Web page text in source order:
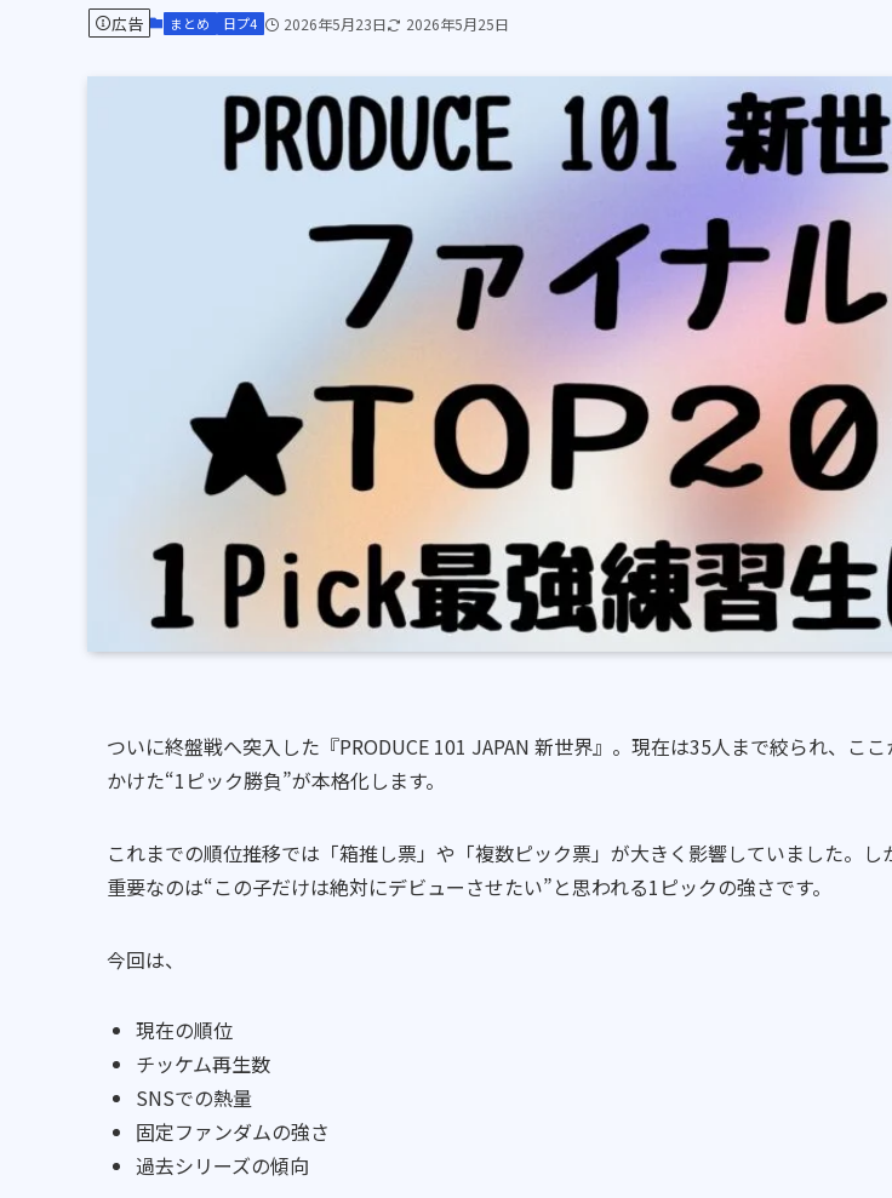
広告 まとめ 日プ4 2026年5月23日 2026年5月25日
ついに終盤戦へ突入した『PRODUCE 101 JAPAN 新世界』。現在は35人まで絞られ、こ
かけた“1ピック勝負”が本格化します。
これまでの順位推移では「箱推し票」や「複数ピック票」が大きく影響していました。
重要なのは“この子だけは絶対にデビューさせたい”と思われる1ピックの強さです。
今回は、
現在の順位
チッケム再生数
SNSでの熱量
固定ファンダムの強さ
過去シリーズの傾向